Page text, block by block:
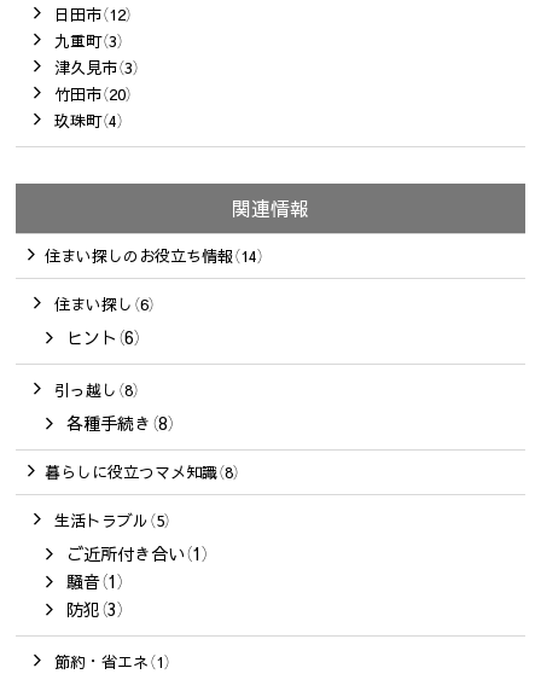
日田市（12）
九重町（3）
津久見市（3）
竹田市（20）
玖珠町（4）
関連情報
住まい探しのお役立ち情報（14）
住まい探し（6）
ヒント（6）
引っ越し（8）
各種手続き（8）
暮らしに役立つマメ知識（8）
生活トラブル（5）
ご近所付き合い（1）
騒音（1）
防犯（3）
節約・省エネ（1）